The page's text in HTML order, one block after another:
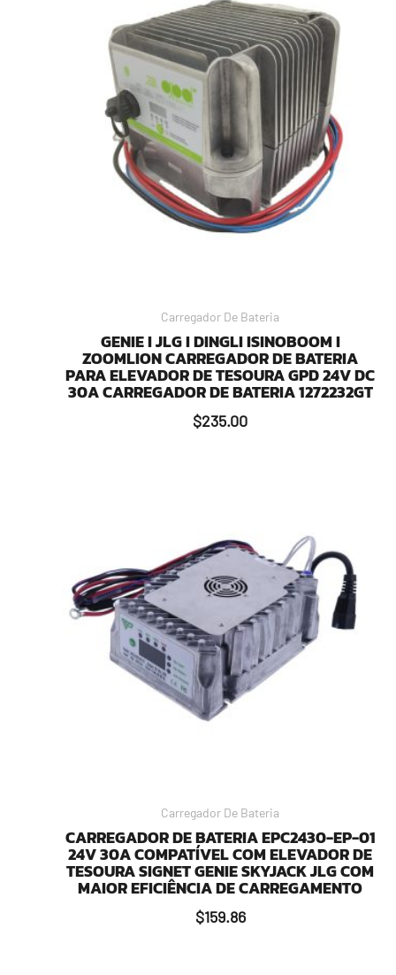
Carregador De Bateria
GENIE I JLG I DINGLI ISINOBOOM I
ZOOMLION CARREGADOR DE BATERIA
PARA ELEVADOR DE TESOURA GPD 24V DC
30A CARREGADOR DE BATERIA 1272232GT
$235.00
Carregador De Bateria
CARREGADOR DE BATERIA EPC2430-EP-01
24V 30A COMPATÍVEL COM ELEVADOR DE
TESOURA SIGNET GENIE SKYJACK JLG COM
MAIOR EFICIÊNCIA DE CARREGAMENTO
$159.86